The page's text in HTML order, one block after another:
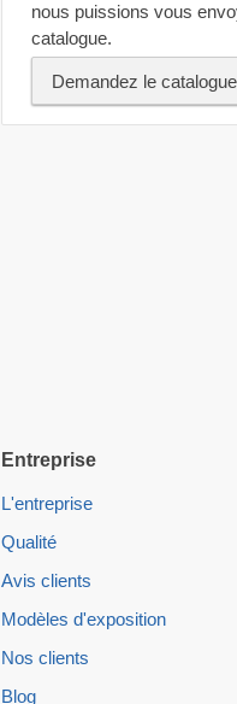
nous puissions vous
catalogue.
Demandez le catalogue
Entreprise
L'entreprise
Qualité
Avis clients
Modèles d'exposition
Nos clients
Blog